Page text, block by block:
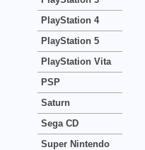
PlayStation 4
PlayStation 5
PlayStation Vita
PSP
Saturn
Sega CD
Super Nintendo